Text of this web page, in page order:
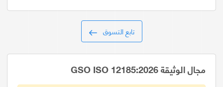
تابع التسوق
مجال الوثيقة GSO ISO 12185:2026